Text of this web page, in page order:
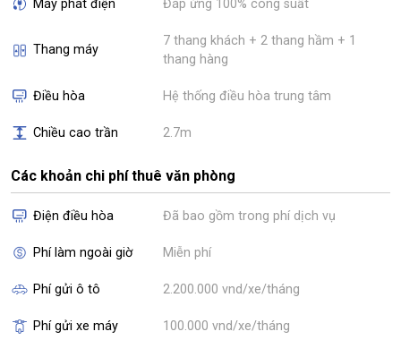
Máy phát điện Đáp ứng 100% công suất
Thang máy
7 thang khách + 2 thang hầm + 1
thang hàng
Điều hòa Hệ thống điều hòa trung tâm
Chiều cao trần 2.7m
Các khoản chi phí thuê văn phòng
Điện điều hòa Đã bao gồm trong phí dịch vụ
Phí làm ngoài giờ Miễn phí
Phí gửi ô tô 2.200.000 vnd/xe/tháng
Phí gửi xe máy 100.000 vnd/xe/tháng